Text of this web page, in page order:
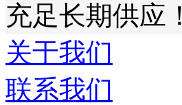
充足长期供应！
关于我们
联系我们